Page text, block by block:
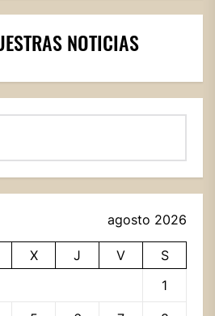
NOTICIAS
agosto 2026
X J V
S
1